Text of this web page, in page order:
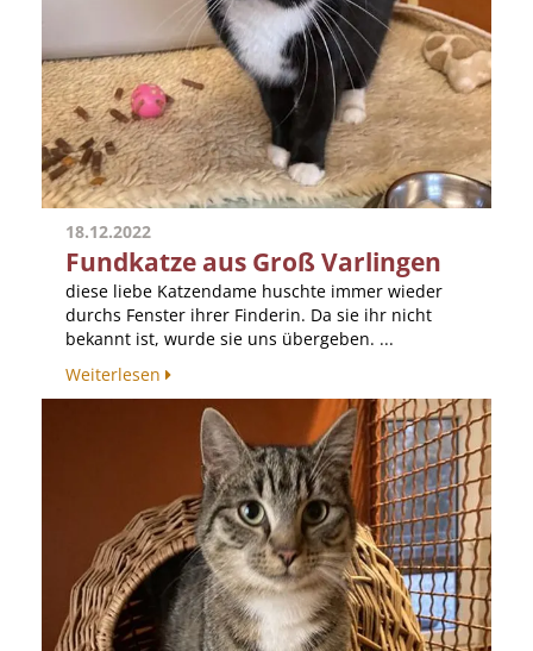
18.12.2022
Fundkatze aus Groß Varlingen
diese liebe Katzendame huschte immer wieder
durchs Fenster ihrer Finderin. Da sie ihr nicht
bekannt ist, wurde sie uns übergeben. ...
Weiterlesen